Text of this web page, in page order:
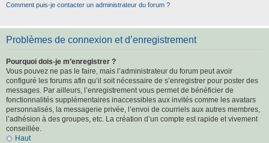
Comment puis-je contacter un administrateur du forum ?
Problèmes de connexion et d’enregistrement
Pourquoi dois-je m’enregistrer ?
Vous pouvez ne pas le faire, mais l’administrateur du forum peut avoir
configuré les forums afin qu’il soit nécessaire de s’enregistrer pour poster des
messages. Par ailleurs, l’enregistrement vous permet de bénéficier de
fonctionnalités supplémentaires inaccessibles aux invités comme les avatars
personnalisés, la messagerie privée, l’envoi de courriels aux autres membres,
l’adhésion à des groupes, etc. La création d’un compte est rapide et vivement
conseillée.
Haut